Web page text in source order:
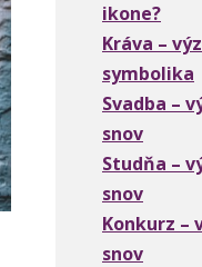
ikone?
Kráva –
symbolika
Svadba –
snov
Studňa –
snov
Konkurz –
snov